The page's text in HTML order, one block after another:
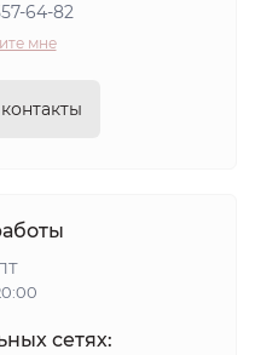
64-82
мне
сетях: